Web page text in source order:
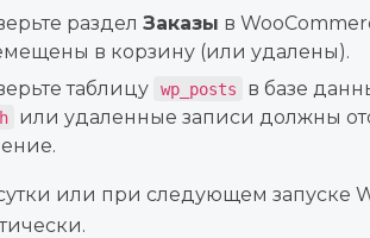
раздел Заказы в
в корзину (или удалены).
таблицу
wp_posts в базе
или удаленные записи должны
или при следующем запуске